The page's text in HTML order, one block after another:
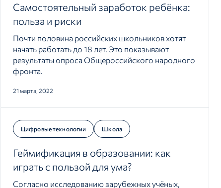
Самостоятельный заработок ребёнка:
польза и риски
Почти половина российских школьников хотят
начать работать до 18 лет. Это показывают
результаты опроса Общероссийского народного
фронта.
21 марта, 2022
Цифровые технологии Школа
Геймификация в образовании: как
играть с пользой для ума?
Согласно исследованию зарубежных учёных,